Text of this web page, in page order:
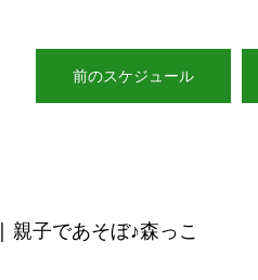
前のスケジュール
| 親子であそぼ♪森っこ